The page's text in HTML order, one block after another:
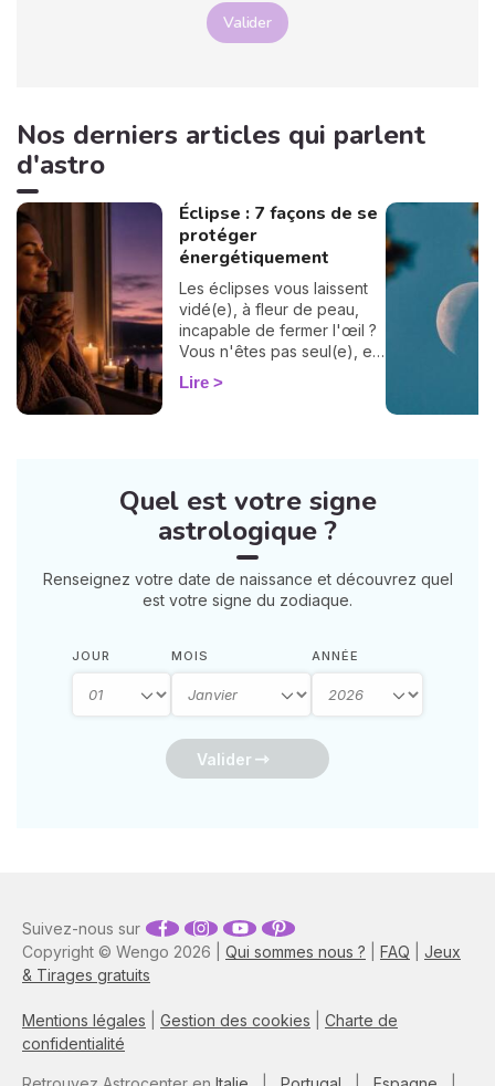
Valider
Nos derniers articles qui parlent
d'astro
Éclipse : 7 façons de se
protéger
énergétiquement
Les éclipses vous laissent
vidé(e), à fleur de peau,
incapable de fermer l'œil ?
Vous n'êtes pas seul(e), et
surtout : ça se traverse en
douceur. Voici 7 gestes
intérieur. 🛡️🌒
Lire
Quel est votre signe
astrologique ?
Renseignez votre date de naissance et découvrez quel
est votre signe du zodiaque.
JOUR MOIS ANNÉE
Valider
Copyright © Wengo 2026 | Qui sommes nous ? FAQ
Jeux
& Tirages gratuits
Mentions légales Gestion des cookies
Charte de
confidentialité
Suivez-nous sur